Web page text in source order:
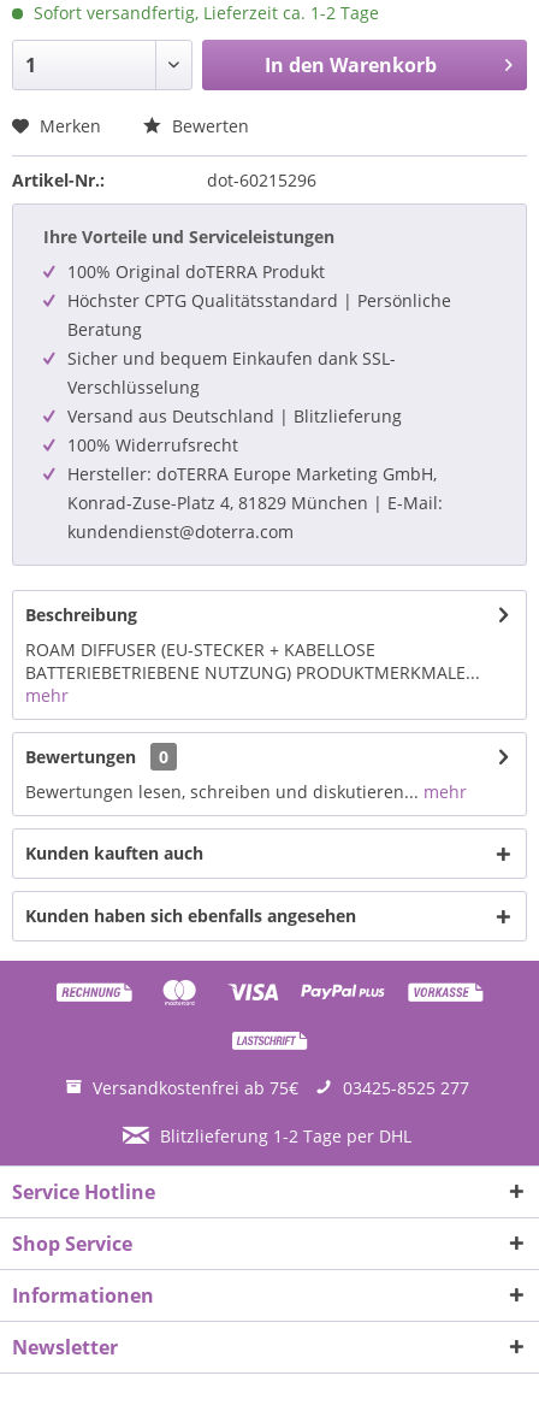
Sofort versandfertig, Lieferzeit ca. 1-2 Tage
In den Warenkorb
Merken Bewerten
Artikel-Nr.: dot-60215296
Ihre Vorteile und Serviceleistungen
100% Original doTERRA Produkt
Höchster CPTG Qualitätsstandard | Persönliche
Beratung
Sicher und bequem Einkaufen dank SSL-
Verschlüsselung
Versand aus Deutschland | Blitzlieferung
100% Widerrufsrecht
Hersteller: doTERRA Europe Marketing GmbH,
Konrad-Zuse-Platz 4, 81829 München | E-Mail:
kundendienst@doterra.com
Beschreibung
ROAM DIFFUSER (EU-STECKER + KABELLOSE
BATTERIEBETRIEBENE NUTZUNG) PRODUKTMERKMALE...
mehr
Bewertungen
0
Bewertungen lesen, schreiben und diskutieren... mehr
Kunden kauften auch
Kunden haben sich ebenfalls angesehen
Versandkostenfrei ab 75€ 03425-8525 277
Blitzlieferung 1-2 Tage per DHL
Service Hotline
Shop Service
Informationen
Newsletter